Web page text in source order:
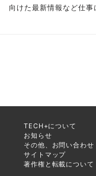
向けた最新情報など仕事
TECH+について
お知らせ
その他、お問い合わせ
サイトマップ
著作権と転載について